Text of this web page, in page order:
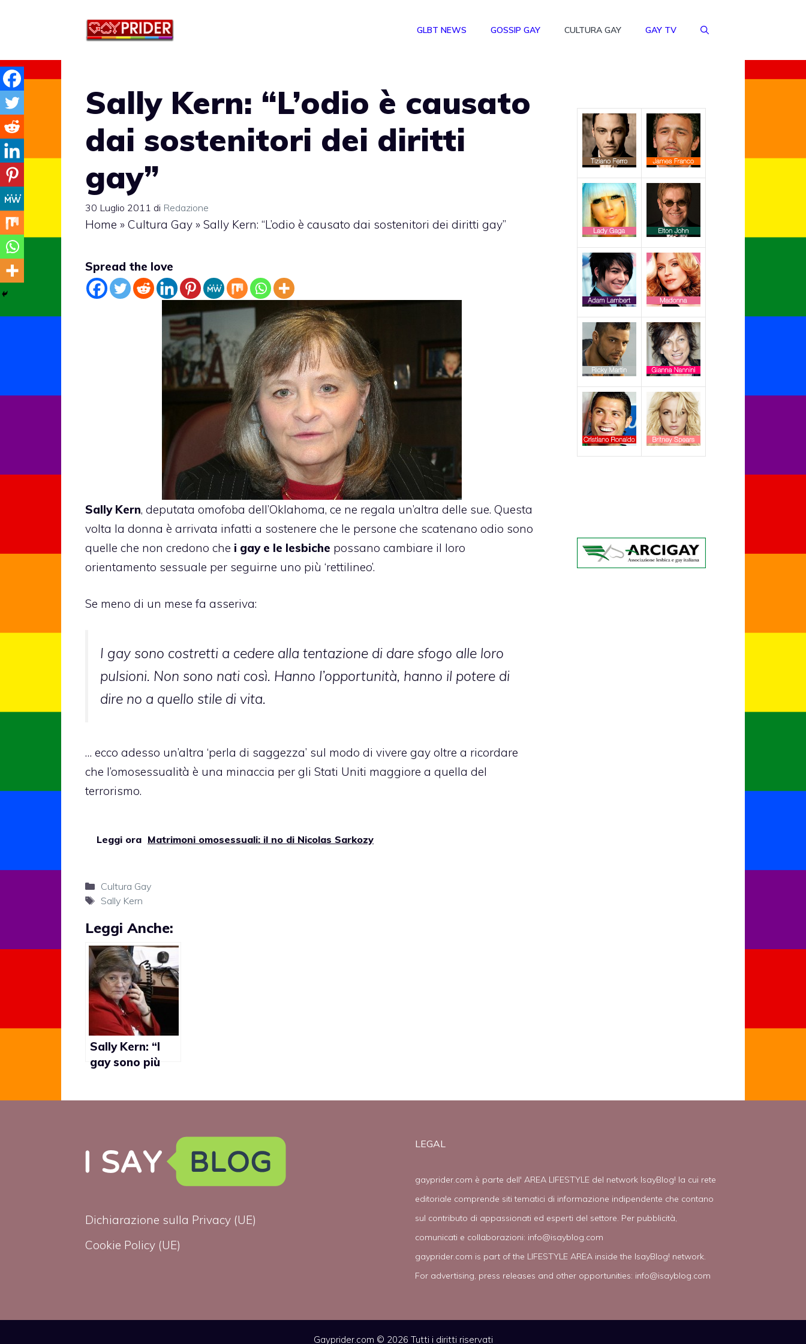
GLBT NEWS GOSSIP GAY CULTURA GAY GAY TV
Sally Kern: “L’odio è causato
dai sostenitori dei diritti
gay”
30 Luglio 2011 di Redazione
Home » Cultura Gay » Sally Kern: “L’odio è causato dai sostenitori dei diritti gay”
Spread the love
Sally Kern, deputata omofoba dell’Oklahoma, ce ne regala un’altra delle sue. Questa
volta la donna è arrivata infatti a sostenere che le persone che scatenano odio sono
quelle che non credono che i gay e le lesbiche possano cambiare il loro
orientamento sessuale per seguirne uno più ‘rettilineo’.
Se meno di un mese fa asseriva:
I gay sono costretti a cedere alla tentazione di dare sfogo alle loro
pulsioni. Non sono nati così. Hanno l’opportunità, hanno il potere di
dire no a quello stile di vita.
… ecco adesso un’altra ‘perla di saggezza’ sul modo di vivere gay oltre a ricordare
che l’omosessualità è una minaccia per gli Stati Uniti maggiore a quella del
terrorismo.
Leggi ora Matrimoni omosessuali: il no di Nicolas Sarkozy
Categorie
Cultura Gay
Tag
Sally Kern
Leggi Anche:
Sally Kern: “I
gay sono più
Dichiarazione sulla Privacy (UE)
Cookie Policy (UE)
LEGAL
gayprider.com è parte dell' AREA LIFESTYLE del network IsayBlog! la cui rete
editoriale comprende siti tematici di informazione indipendente che contano
sul contributo di appassionati ed esperti del settore. Per pubblicità,
comunicati e collaborazioni: info@isayblog.com
gayprider.com is part of the LIFESTYLE AREA inside the IsayBlog! network.
For advertising, press releases and other opportunities: info@isayblog.com
Gayprider.com © 2026 Tutti i diritti riservati